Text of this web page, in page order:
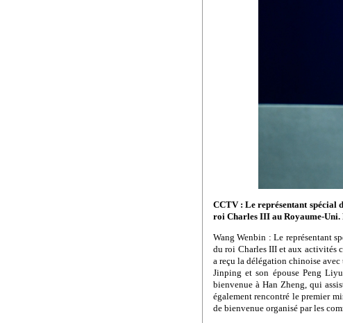
CCTV : Le représentant spécial
roi Charles III au Royaume-Uni.
Wang Wenbin : Le représentant
du roi Charles III et aux activités
a reçu la délégation chinoise
Jinping et son épouse Peng
bienvenue à Han Zheng, qui
également rencontré le premier
de bienvenue organisé par les